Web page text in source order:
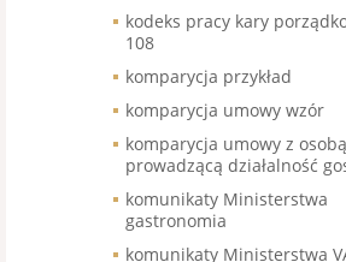
kodeks pracy kary
108
komparycja przykład
komparycja umowy wzór
komparycja umowy z
prowadzącą działalność
komunikaty Ministerstwa
gastronomia
komunikaty Ministerstwa